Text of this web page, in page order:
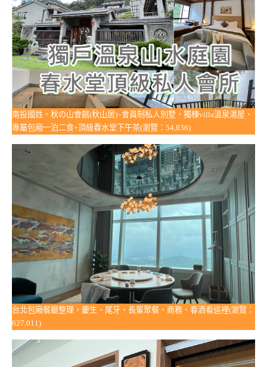
南投國姓。秋の山會館(秋山居)~會員制私人別墅，獨棟villa溫泉湯屋、
專屬包廂一泊二食+頂級春水堂下午茶(瀏覽：54,836)
台北包廂餐廳整理，慶生、尾牙、長輩聚餐、商務、春酒看這裡(瀏覽：
627,011)